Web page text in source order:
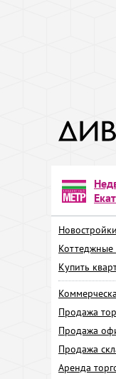
Коттеджные
Купить
Продажа
Продажа
Продажа
Аренда